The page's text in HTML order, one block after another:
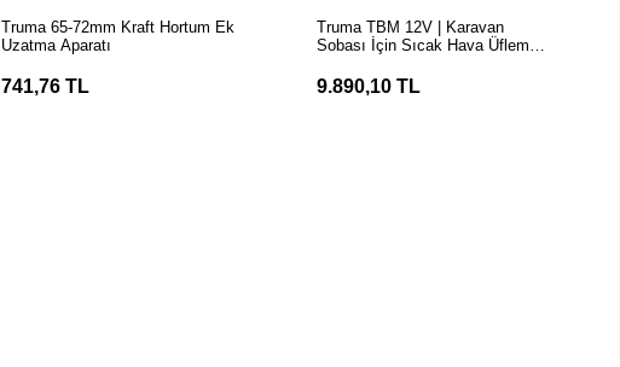
Truma 65-72mm Kraft Hortum Ek
Uzatma Aparatı
741,76 TL
Truma TBM 12V | Karavan
Sobası İçin Sıcak Hava Üfleme
9.890,10 TL